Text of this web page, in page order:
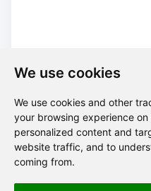
We use cookies
We use cookies and other
your browsing experience
personalized content and
website traffic, and to
coming from.